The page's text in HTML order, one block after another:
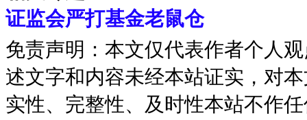
证监会严打基金老鼠仓
免责声明：本文仅代表作者个人
述文字和内容未经本站证实，对
实性、完整性、及时性本站不作